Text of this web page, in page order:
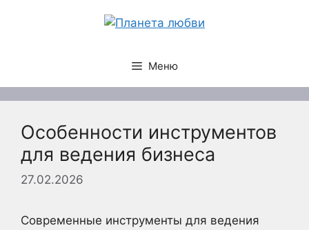
Меню
Особенности инструментов
для ведения бизнеса
27.02.2026
Современные инструменты для ведения